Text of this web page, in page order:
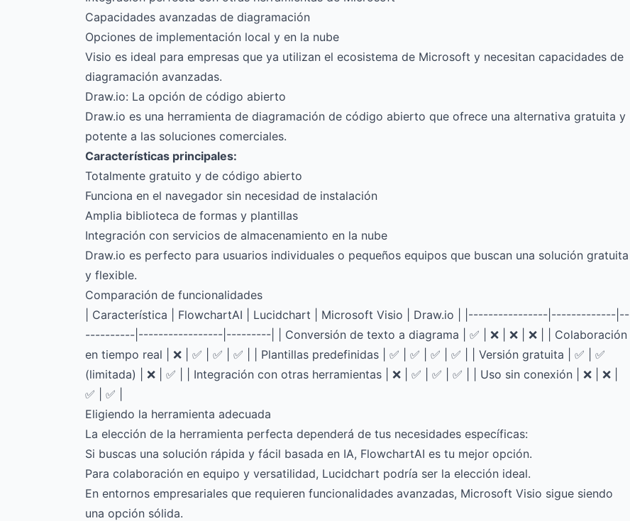
Capacidades avanzadas de diagramación
Opciones de implementación local y en la nube
Visio es ideal para empresas que ya utilizan el ecosistema de Microsoft y necesitan capacidades de
diagramación avanzadas.
Draw.io: La opción de código abierto
Draw.io es una herramienta de diagramación de código abierto que ofrece una alternativa gratuita y
potente a las soluciones comerciales.
Características principales:
Totalmente gratuito y de código abierto
Funciona en el navegador sin necesidad de instalación
Amplia biblioteca de formas y plantillas
Integración con servicios de almacenamiento en la nube
Draw.io es perfecto para usuarios individuales o pequeños equipos que buscan una solución gratuita
y flexible.
Comparación de funcionalidades
| Característica | FlowchartAI | Lucidchart | Microsoft Visio | Draw.io | |----------------|-------------|--
----------|-----------------|---------| | Conversión de texto a diagrama | ✅ | ❌ | ❌ | ❌ | | Colaboración
en tiempo real | ❌ | ✅ | ✅ | ✅ | | Plantillas predefinidas | ✅ | ✅ | ✅ | ✅ | | Versión gratuita | ✅ | ✅
(limitada) | ❌ | ✅ | | Integración con otras herramientas | ❌ | ✅ | ✅ | ✅ | | Uso sin conexión | ❌ | ❌ |
✅ | ✅ |
Eligiendo la herramienta adecuada
La elección de la herramienta perfecta dependerá de tus necesidades específicas:
Si buscas una solución rápida y fácil basada en IA, FlowchartAI es tu mejor opción.
Para colaboración en equipo y versatilidad, Lucidchart podría ser la elección ideal.
En entornos empresariales que requieren funcionalidades avanzadas, Microsoft Visio sigue siendo
una opción sólida.